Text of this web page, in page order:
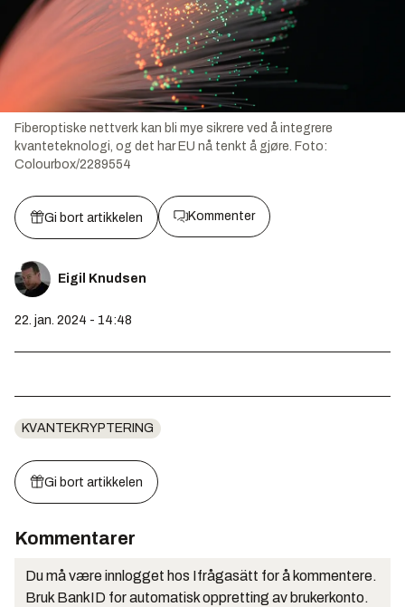
Fiberoptiske nettverk kan bli mye sikrere ved å integrere
kvanteteknologi, og det har EU nå tenkt å gjøre. Foto:
Colourbox/2289554
Gi bort artikkelen Kommenter
Eigil Knudsen
22. jan. 2024 - 14:48
KVANTEKRYPTERING
Gi bort artikkelen
Kommentarer
Du må være innlogget hos Ifrågasätt for å kommentere.
Bruk BankID for automatisk oppretting av brukerkonto.